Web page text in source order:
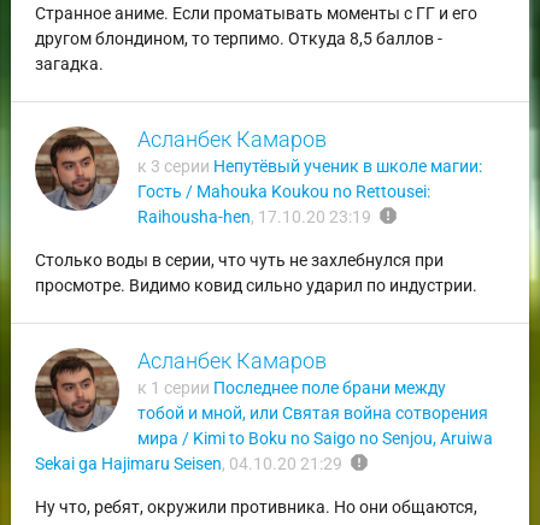
Странное аниме. Если проматывать моменты с ГГ и его
другом блондином, то терпимо. Откуда 8,5 баллов -
загадка.
Асланбек Камаров
к 3 серии Непутёвый ученик в школе магии:
Гость / Mahouka Koukou no Rettousei:
Raihousha-hen, 17.10.20 23:19 report
Столько воды в серии, что чуть не захлебнулся при
просмотре. Видимо ковид сильно ударил по индустрии.
Асланбек Камаров
к 1 серии Последнее поле брани между
тобой и мной, или Святая война сотворения
мира / Kimi to Boku no Saigo no Senjou, Aruiwa
Sekai ga Hajimaru Seisen, 04.10.20 21:29 report
Ну что, ребят, окружили противника. Но они общаются,